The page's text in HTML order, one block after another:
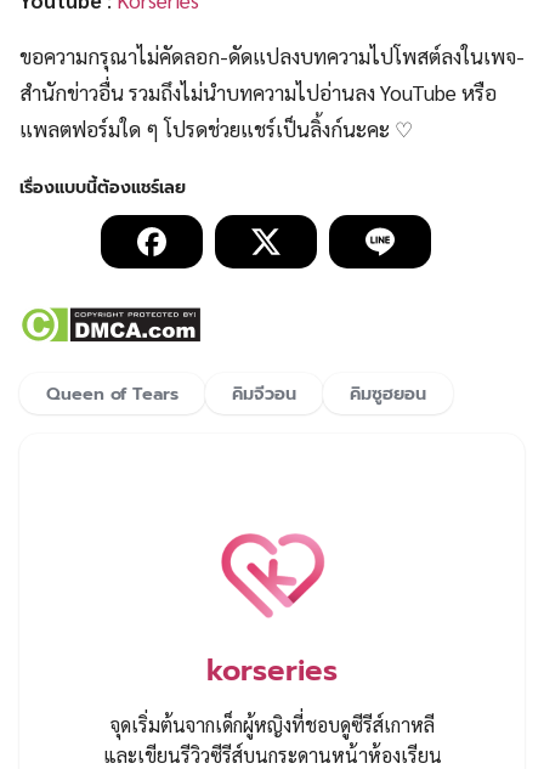
ขอความกรุณาไม่คัดลอก-ดัดแปลงบทความไปโพสต์ลงในเพจ-
สำนักข่าวอื่น รวมถึงไม่นำบทความไปอ่านลง YouTube หรือ
แพลตฟอร์มใด ๆ โปรดช่วยแชร์เป็นลิ้งก์นะคะ ♡
Queen of Tears คิมจีวอน คิมซูฮยอน
korseries
จุดเริ่มต้นจากเด็กผู้หญิงที่ชอบดูซีรีส์เกาหลี
และเขียนรีวิวซีรีส์บนกระดานหน้าห้องเรียน